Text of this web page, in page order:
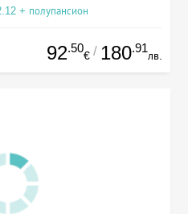
+ полупансион
92.50
€ / 180.91
лв.